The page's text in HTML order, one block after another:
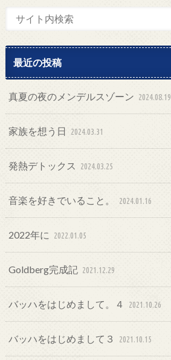
最近の投稿
真夏の夜のメンデルスゾーン 2024.08.19
家族を想う日 2024.03.31
発熱デトックス 2024.03.25
音楽を好きでいること。 2024.01.16
2022年に 2022.01.05
Goldberg完成記 2021.12.29
バッハをはじめまして。４ 2021.10.26
バッハをはじめまして３ 2021.10.15